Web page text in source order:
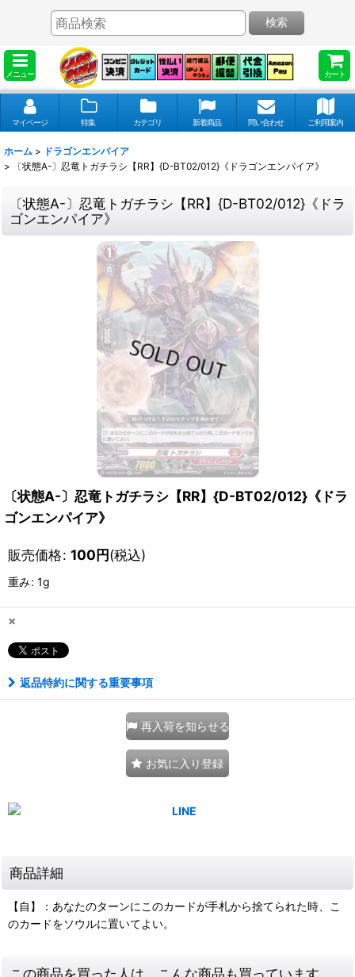
メニュー カート
検索
マイページ 特集 カテゴリ 新着商品 問い合わせ ご利用案内
ホーム > ドラゴンエンパイア
>
〔状態A-〕忍竜トガチラシ【RR】{D-BT02/012}《ドラゴンエンパイア》
〔状態A-〕忍竜トガチラシ【RR】{D-BT02/012}《ドラ
ゴンエンパイア》
〔状態A-〕忍竜トガチラシ【RR】{D-BT02/012}《ドラ
ゴンエンパイア》
販売価格: 100円(税込)
重み: 1g
×
返品特約に関する重要事項
再入荷を知らせる
お気に入り登録
商品詳細
【自】：あなたのターンにこのカードが手札から捨てられた時、こ
のカードをソウルに置いてよい。
この商品を買った人は、こんな商品も買っています